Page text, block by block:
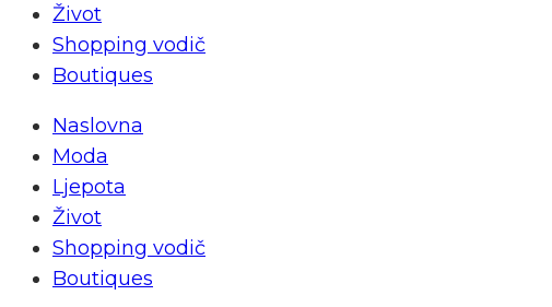
Život
Shopping vodič
Boutiques
Naslovna
Moda
Ljepota
Život
Shopping vodič
Boutiques